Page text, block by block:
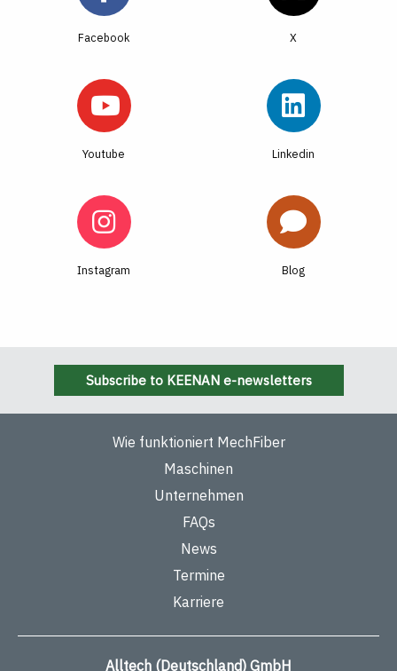
Facebook
Youtube Linkedin
Instagram Blog
Subscribe to KEENAN e-newsletters
Wie funktioniert MechFiber
Maschinen
Unternehmen
FAQs
News
Termine
Karriere
Alltech (Deutschland) GmbH